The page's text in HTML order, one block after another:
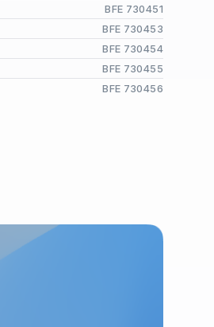
BFE 730451
BFE 730453
BFE 730454
BFE 730455
BFE 730456